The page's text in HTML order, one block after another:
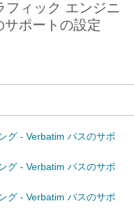
フィック エンジニ
ポートの設定
グ - Verbatim パスのサポ
グ - Verbatim パスのサポ
グ - Verbatim パスのサポ